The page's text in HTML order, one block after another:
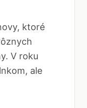
ktoré
V roku
ale